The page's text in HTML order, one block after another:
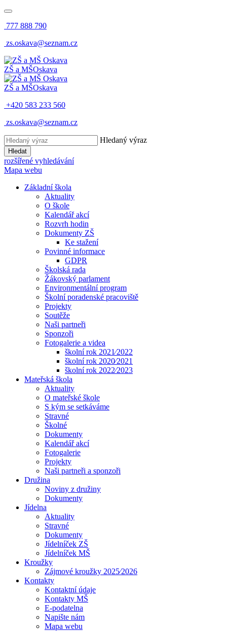
777 888 790
zs.oskava@seznam.cz
ZŠ a MŠOskava
ZŠ a MŠOskava
+420 583 233 560
zs.oskava@seznam.cz
Hledaný výraz
Hledat
rozšířené vyhledávání
Mapa webu
Základní škola
Aktuality
O škole
Kalendář akcí
Rozvrh hodin
Dokumenty ZŠ
Ke stažení
Povinné informace
GDPR
Školská rada
Žákovský parlament
Environmentální program
Školní poradenské pracoviště
Projekty
Soutěže
Naši partneři
Sponzoři
Fotogalerie a videa
školní rok 2021⁄2022
školní rok 2020⁄2021
školní rok 2022⁄2023
Mateřská škola
Aktuality
O mateřské škole
S kým se setkáváme
Stravné
Školné
Dokumenty
Kalendář akcí
Fotogalerie
Projekty
Naši partneři a sponzoři
Družina
Noviny z družiny
Dokumenty
Jídelna
Aktuality
Stravné
Dokumenty
Jídelníček ZŠ
Jídelníček MŠ
Kroužky
Zájmové kroužky 2025⁄2026
Kontakty
Kontaktní údaje
Kontakty MŠ
E-podatelna
Napište nám
Mapa webu